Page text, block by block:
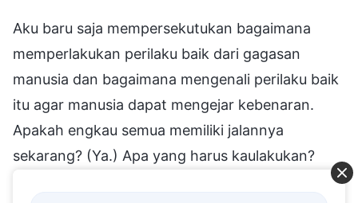
Aku baru saja mempersekutukan bagaimana
memperlakukan perilaku baik dari gagasan
manusia dan bagaimana mengenali perilaku baik
itu agar manusia dapat mengejar kebenaran.
Apakah engkau semua memiliki jalannya
sekarang? (Ya.) Apa yang harus kaulakukan?